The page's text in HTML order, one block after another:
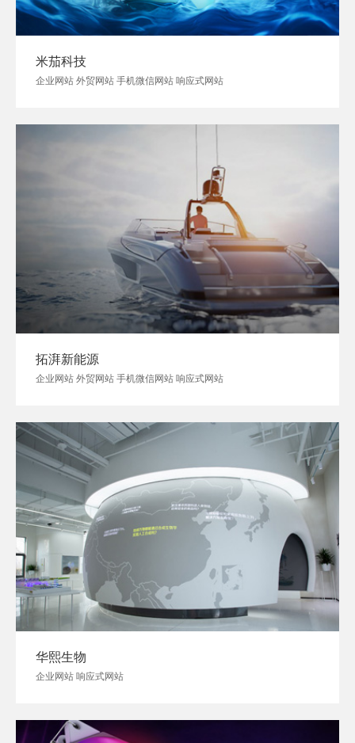
米茄科技
企业网站 外贸网站 手机微信网站 响应式网站
拓湃新能源
企业网站 外贸网站 手机微信网站 响应式网站
华熙生物
企业网站 响应式网站